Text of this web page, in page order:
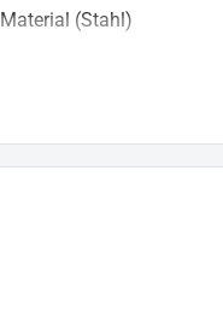
(Stahl)
den Lieferumfang hinausgeht.